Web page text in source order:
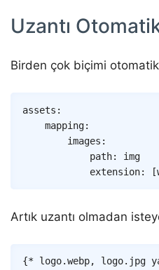
Uzantı
Birden çok biçimi otomatik
assets :
mapping:
images :
path:
img
extension: [
Artık uzantı olmadan
{* logo.webp, logo.jpg